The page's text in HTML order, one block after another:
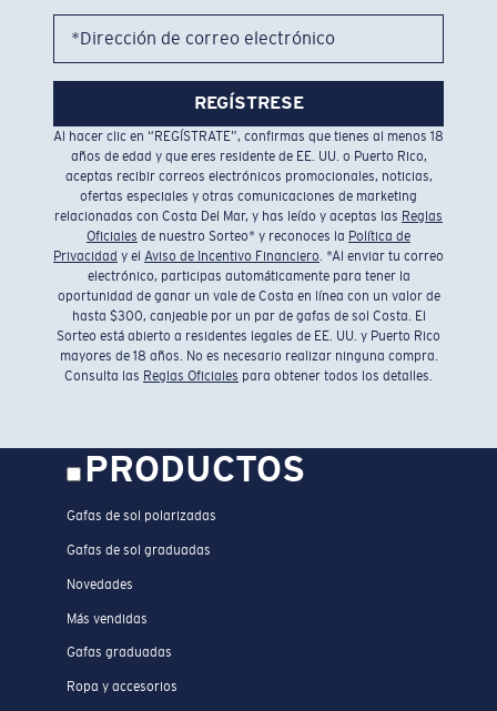
*Dirección de correo electrónico
REGÍSTRESE
Al hacer clic en “REGÍSTRATE”, confirmas que tienes al menos 18
años de edad y que eres residente de EE. UU. o Puerto Rico,
aceptas recibir correos electrónicos promocionales, noticias,
ofertas especiales y otras comunicaciones de marketing
relacionadas con Costa Del Mar, y has leído y aceptas las Reglas
Oficiales de nuestro Sorteo* y reconoces la Política de
Privacidad y el Aviso de Incentivo Financiero. *Al enviar tu correo
electrónico, participas automáticamente para tener la
oportunidad de ganar un vale de Costa en línea con un valor de
hasta $300, canjeable por un par de gafas de sol Costa. El
Sorteo está abierto a residentes legales de EE. UU. y Puerto Rico
mayores de 18 años. No es necesario realizar ninguna compra.
Consulta las Reglas Oficiales para obtener todos los detalles.
PRODUCTOS
Gafas de sol polarizadas
Gafas de sol graduadas
Novedades
Más vendidas
Gafas graduadas
Ropa y accesorios